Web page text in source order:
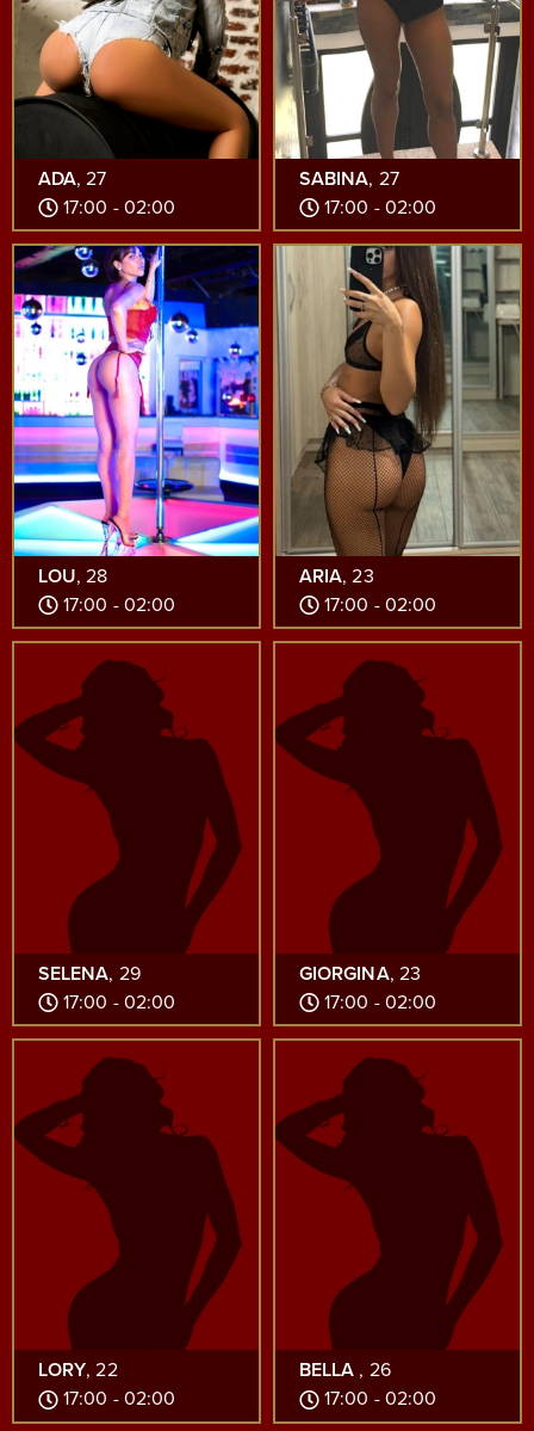
ADA, 27
17:00 - 02:00
SABINA, 27
17:00 - 02:00
LOU, 28
17:00 - 02:00
ARIA, 23
17:00 - 02:00
SELENA, 29
17:00 - 02:00
GIORGINA, 23
17:00 - 02:00
LORY, 22
17:00 - 02:00
BELLA , 26
17:00 - 02:00